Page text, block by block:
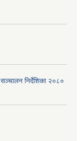
निर्देशिका २०८०